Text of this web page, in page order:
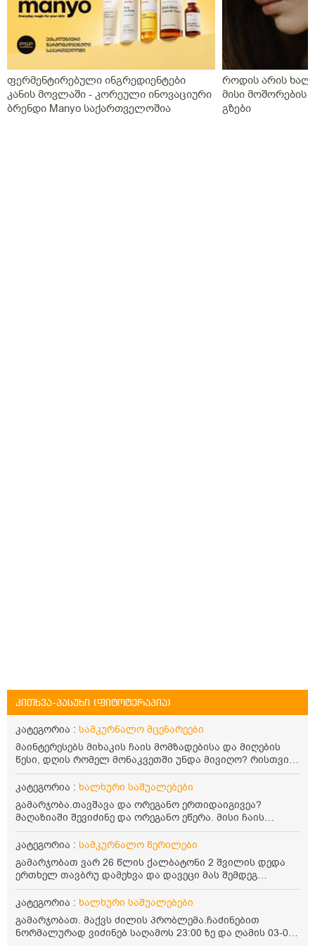
ფერმენტირებული ინგრედიენტები
კანის მოვლაში - კორეული ინოვაციური
ბრენდი Manyo საქართველოშია
როდის არის
მისი მოშორების
გზები
კითხვა-პასუხი (ფიტოტერაპია)
კატეგორია : სამკურნალო მცენარეები
მაინტერესებს მიხაკის ჩაის მომზადებისა და მიღების
წესი, დღის რომელ მონაკვეთში უნდა მივიღო? რისთვის
არის სასარგებლო და უკუჩვენება თუ აქვს
კატეგორია : ხალხური საშუალებები
გამარჯობა.თავშავა და ორეგანო ერთიდაიგივეა?
მაღაზიაში შევიძინე და ორეგანო ეწერა. მისი ჩაის
დალევის წესი მაინტერესებს.რისთვის არის კარგი?
წავიკითხე რომ: 1 ჭიქა თბილ წყალში ჩავყაროთ 1 ჩაის
კოვზი დაქუცმაცებული და გამხმარი ორეგანო და
გავაჩეროთ 10-15 წუთი, მივიღოთო ჭამიდან 1-2 საათში.
მიზანი: ანტიოქსიდანტური და ანთების საწინააღმდეგო
თვისება. სწორია ეს ინფორმაცია? უკუჩვენება რა აქვს
და ბრონქულ ასთმას თუ შველის ორეგანოს ჩაი?
კატეგორია : სამკურნალო წერილები
გამარჯობათ ვარ 26 წლის ქალბატონი 2 შვილის დედა
ერთხელ თავბრუ დამეხვა და დავეცი მას შემდეგ
დამეწყო შიშები ვეღარ გავდიოდი გარეთ რადგან ისევ
ასე ცუდად არ გავხდარიყავი ყურის ანთება მქონდა
მაშინ როგორც გაირკვა მას შემსეგ გავიდა 1 წელზე
მეტინდა კიდე მეხვევა თავბრუ გარეთ გასვილისას
სახლში კარგად ვარ როცა ახსენებენ გარეთ წაავალა
კატეგორია : ხალხური საშუალებები
გამარჯობათ. მაქვს ძილის პრობლემა.ჩაძინებით
ნორმალურად ვიძინებ საღამოს 23:00 ზე და ღამის 03-00